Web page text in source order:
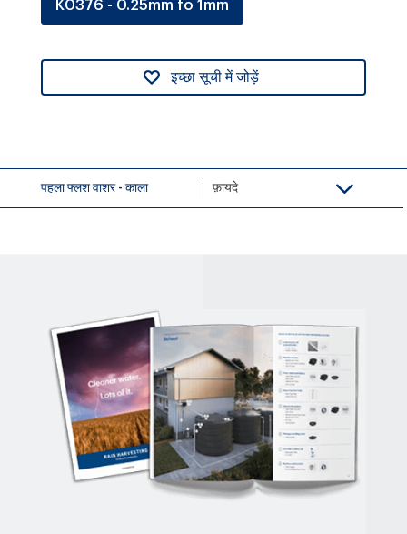
K0376 - 0.25mm to 1mm
इच्छा सूची में जोड़ें
पहला फ्लश वाशर - काला फ़ायदे